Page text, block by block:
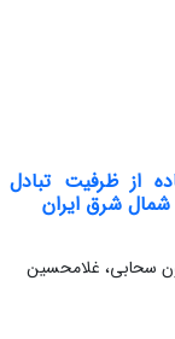
از ظرفیت تبادل
شمال شرق ایران
سحابی، غلامحسین